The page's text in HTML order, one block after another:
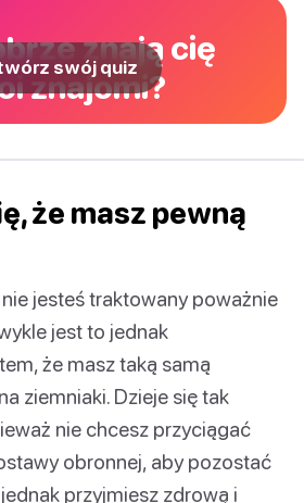
znają cię
znajomi?
swój quiz
że masz pewną
jesteś traktowany poważnie
jest to jednak
że masz taką samą
ziemniaki. Dzieje się tak
nie chcesz przyciągać
obronnej, aby pozostać
przyjmiesz zdrową i